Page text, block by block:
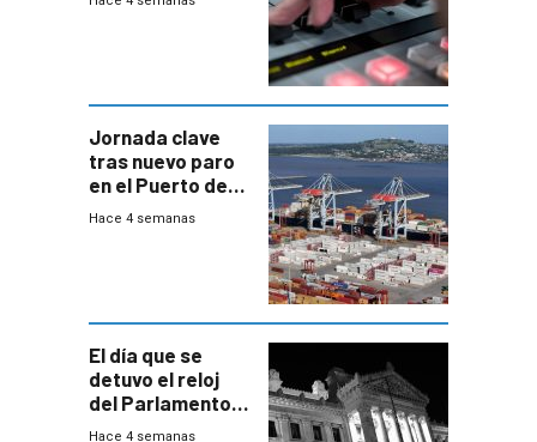
Jornada clave
tras nuevo paro
en el Puerto de
Montevideo
Hace 4 semanas
El día que se
detuvo el reloj
del Parlamento
para negociar
Hace 4 semanas